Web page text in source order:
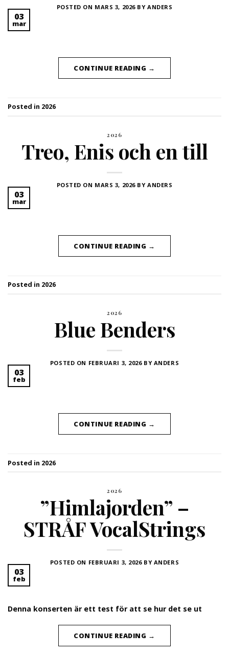
POSTED ON MARS 3, 2026 BYANDERS
03
mar
CONTINUE READING →
Posted in 2026
2026
Treo, Enis och en till
POSTED ON MARS 3, 2026 BYANDERS
03
mar
CONTINUE READING →
Posted in 2026
2026
Blue Benders
POSTED ON FEBRUARI 3, 2026 BY ANDERS
03
feb
CONTINUE READING →
Posted in 2026
2026
”Himlajorden” –
STRÅF VocalStrings
POSTED ON FEBRUARI 3, 2026 BY ANDERS
03
feb
Denna konserten är ett test för att se hur det se ut
CONTINUE READING →